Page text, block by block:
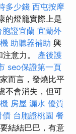
多少錢 西屯按摩
的燈籠實際上是
胞證宜蘭 宜蘭外
助聽器補助 興
意力。 產後護
seo保證第一頁
而言，發燒比平
不會消失，但可
房屋 漏水 優質
債 台胞證桃園 餐
結結巴巴，有意